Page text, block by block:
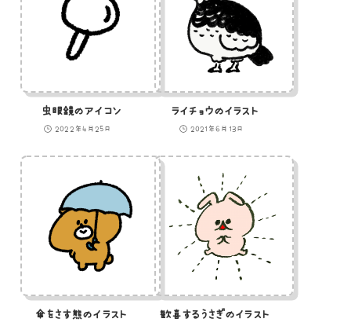
虫眼鏡のアイコン
2022年4月25日
ライチョウのイラスト
2021年6月13日
傘をさす熊のイラスト 歓喜するうさぎのイラスト